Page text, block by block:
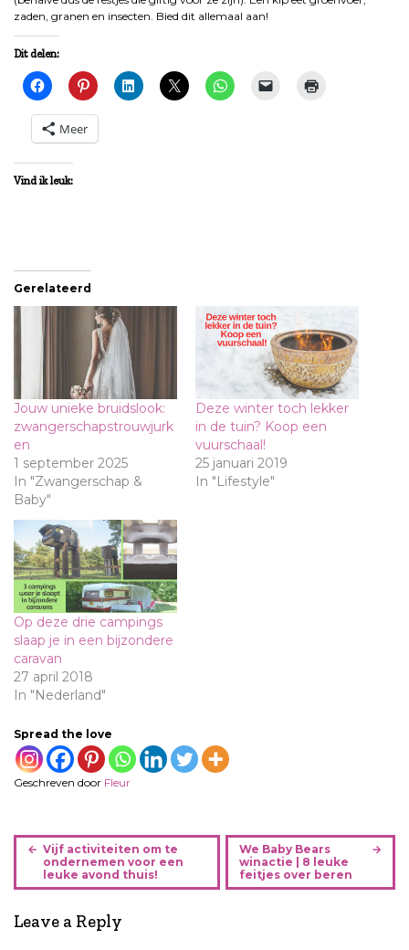
zaden, granen en insecten. Bied dit allemaal aan!
Dit delen:
Meer
Vind ik leuk:
Gerelateerd
Jouw unieke bruidslook:
zwangerschapstrouwjurk
en
1 september 2025
In "Zwangerschap &
Baby"
Deze winter toch lekker
in de tuin? Koop een
vuurschaal!
25 januari 2019
In "Lifestyle"
Op deze drie campings
slaap je in een bijzondere
caravan
27 april 2018
In "Nederland"
Spread the love
Geschreven door Fleur
B
r
c
Vijf activiteiten om te
ondernemen voor een
leuke avond thuis!
We Baby Bears
winactie | 8 leuke
feitjes over beren
Leave a Reply